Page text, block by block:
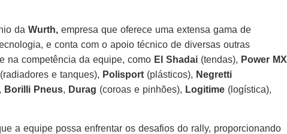
da Wurth, empresa que oferece uma extensa gama de
e conta com o apoio técnico de diversas outras
na competência da equipe, como El Shadai (tendas), Power MX
(radiadores e tanques), Polisport (plásticos), Negretti
Borilli Pneus, Durag (coroas e pinhões), Logitime (logística),
a equipe possa enfrentar os desafios do rally, proporcionando